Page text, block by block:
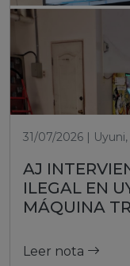
31/07/2026 |
AJ
ILEGAL EN
MÁQUINA
Leer nota